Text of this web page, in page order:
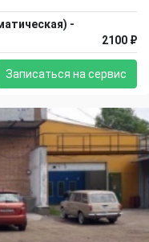
-
2100 ₽
Записаться на сервис